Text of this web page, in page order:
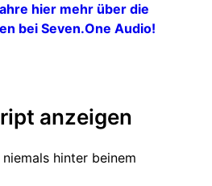
hier mehr über die
bei Seven.One Audio!
anzeigen
hinter beinem